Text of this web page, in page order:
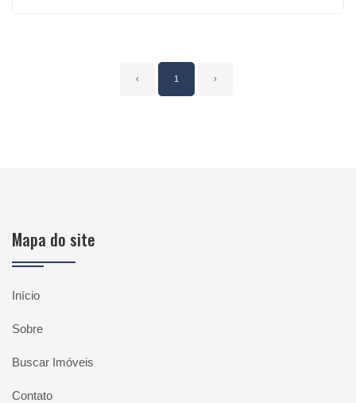
‹ 1 ›
Mapa do site
Início
Sobre
Buscar Imóveis
Contato